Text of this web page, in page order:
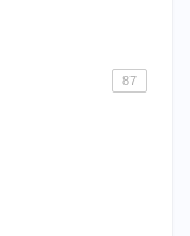
87